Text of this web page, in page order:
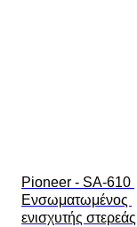
Pioneer - SA-610
Ενσωματωμένος
ενισχυτής στερεάς